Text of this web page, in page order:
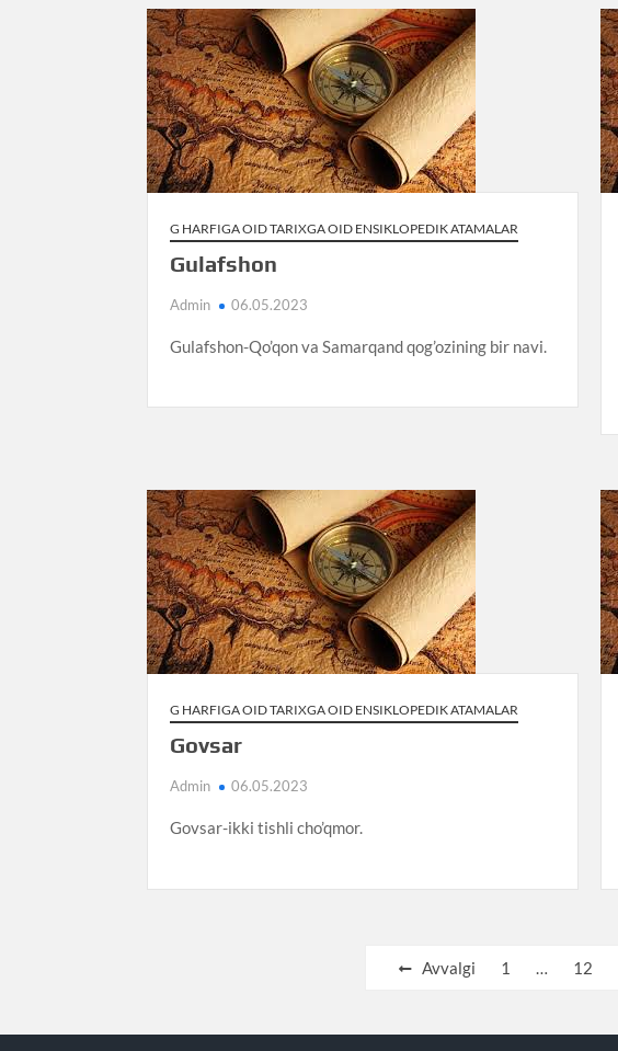
G HARFIGA OID TARIXGA OID ENSIKLOPEDIK ATAMALAR
Gulafshon
Admin 06.05.2023
Gulafshon-Qo’qon va Samarqand qog’ozining bir navi.
G HARFIGA OID TARIXGA OID ENSIKLOPEDIK ATAMALAR
Govsar
Admin 06.05.2023
Govsar-ikki tishli cho’qmor.
Avvalgi 1 … 12